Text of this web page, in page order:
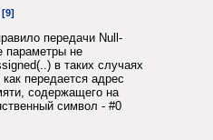
[9]
передачи Null-
параметры не
в таких случаях
передается адрес
содержащего на
символ - #0